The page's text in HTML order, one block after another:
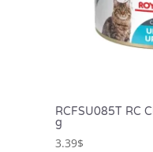
RCFSU085T RC
g
3.39$